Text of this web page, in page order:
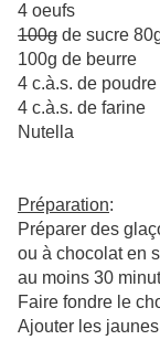
4 oeufs
100g de sucre
100g de beurre
4 c.à.s. de
4 c.à.s. de farine
Nutella
Préparation:
Préparer des
ou à chocolat en
au moins 30
Faire fondre le
Ajouter les